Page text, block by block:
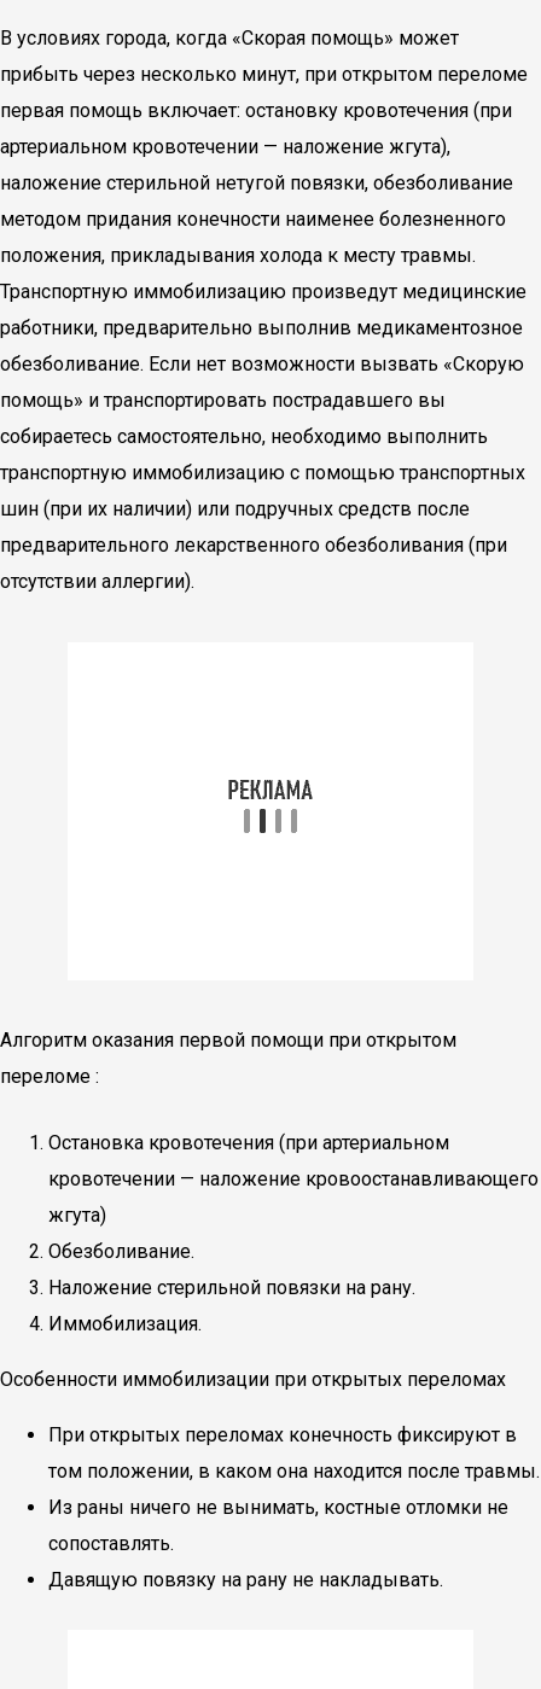
В условиях города, когда «Скорая помощь» может
прибыть через несколько минут, при открытом переломе
первая помощь включает: остановку кровотечения (при
артериальном кровотечении — наложение жгута),
наложение стерильной нетугой повязки, обезболивание
методом придания конечности наименее болезненного
положения, прикладывания холода к месту травмы.
Транспортную иммобилизацию произведут медицинские
работники, предварительно выполнив медикаментозное
обезболивание. Если нет возможности вызвать «Скорую
помощь» и транспортировать пострадавшего вы
собираетесь самостоятельно, необходимо выполнить
транспортную иммобилизацию с помощью транспортных
шин (при их наличии) или подручных средств после
предварительного лекарственного обезболивания (при
отсутствии аллергии).
Алгоритм оказания первой помощи при открытом
переломе :
Остановка кровотечения (при артериальном
кровотечении — наложение кровоостанавливающего
жгута)
Обезболивание.
Наложение стерильной повязки на рану.
Иммобилизация.
Особенности иммобилизации при открытых переломах
При открытых переломах конечность фиксируют в
том положении, в каком она находится после травмы.
Из раны ничего не вынимать, костные отломки не
сопоставлять.
Давящую повязку на рану не накладывать.